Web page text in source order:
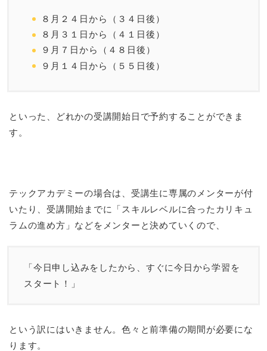
８月２４日から（３４日後）
８月３１日から（４１日後）
９月７日から（４８日後）
９月１４日から（５５日後）
といった、どれかの受講開始日で予約することができま
す。
テックアカデミーの場合は、受講生に専属のメンターが付
いたり、受講開始までに「スキルレベルに合ったカリキュ
ラムの進め方」などをメンターと決めていくので、
「今日申し込みをしたから、すぐに今日から学習を
スタート！」
という訳にはいきません。色々と前準備の期間が必要にな
ります。